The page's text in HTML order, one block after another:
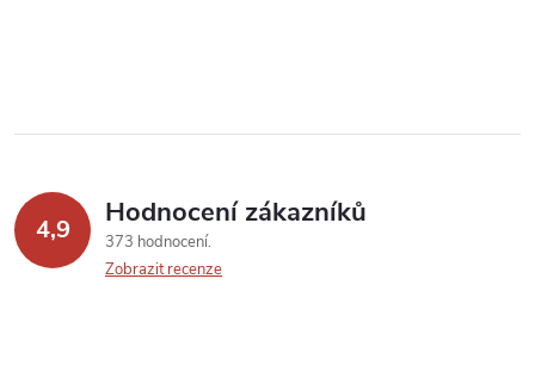
4,9 Hodnocení zákazníků
373 hodnocení
Zobrazit recenze